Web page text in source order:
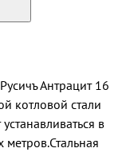
Антрацит 16
котловой стали
в